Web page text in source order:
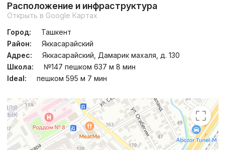
Расположение и инфраструктура
Открыть в Google Картах
Город:
Ташкент
Район:
Яккасарайский
Адрес:
Яккасарайский, Дамарик махаля, д. 130
Школа:
№147 пешком 637 м 8 мин
Ideal:
пешком 595 м 7 мин